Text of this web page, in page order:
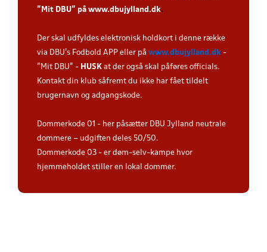
”Mit DBU” på www.dbujylland.dk.
Der skal udfyldes elektronisk holdkort i denne række
via DBU's Fodbold APP eller på www.dbujylland.dk -
"Mit DBU" - HUSK at der også skal påføres officials.
Kontakt din klub såfremt du ikke har fået tildelt
brugernavn og adgangskode.
Dommerkode 01 - her påsætter DBU Jylland neutrale
dommere – udgiften deles 50/50.
Dommerkode 03 - er døm-selv-kampe hvor
hjemmeholdet stiller en lokal dommer.